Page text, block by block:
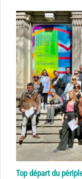
Top départ du